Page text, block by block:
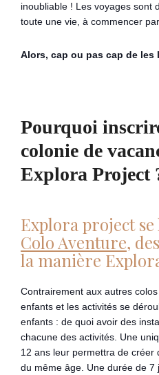
inoubliable ! Les voyages sont
toute une vie, à commencer
Alors, cap ou pas cap de les
Pourquoi
colonie de
Explora Project
Explora project se
Colo Aventure,
la manière
Contrairement aux autres
enfants et les activités se
enfants : de quoi avoir des
chacune des activités. Une
12 ans leur permettra de créer
du même âge. Une durée de 7